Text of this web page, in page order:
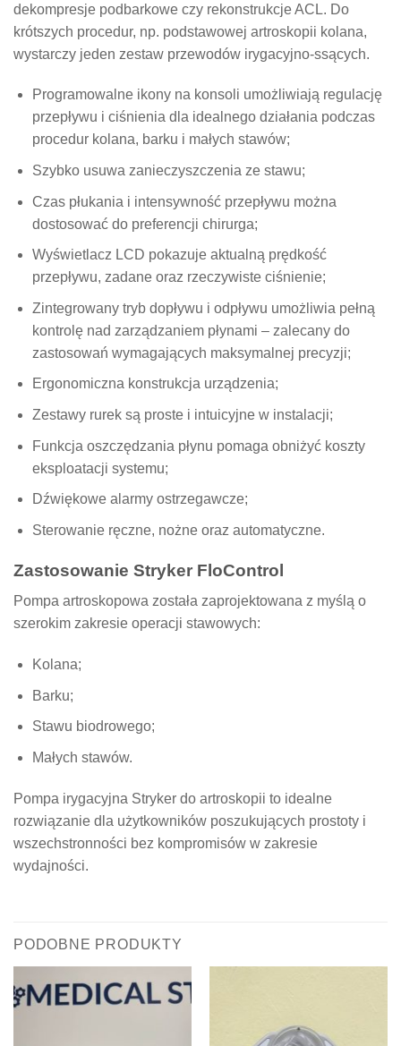
dekompresje podbarkowe czy rekonstrukcje ACL. Do
krótszych procedur, np. podstawowej artroskopii kolana,
wystarczy jeden zestaw przewodów irygacyjno-ssących.
Programowalne ikony na konsoli umożliwiają regulację
przepływu i ciśnienia dla idealnego działania podczas
procedur kolana, barku i małych stawów;
Szybko usuwa zanieczyszczenia ze stawu;
Czas płukania i intensywność przepływu można
dostosować do preferencji chirurga;
Wyświetlacz LCD pokazuje aktualną prędkość
przepływu, zadane oraz rzeczywiste ciśnienie;
Zintegrowany tryb dopływu i odpływu umożliwia pełną
kontrolę nad zarządzaniem płynami – zalecany do
zastosowań wymagających maksymalnej precyzji;
Ergonomiczna konstrukcja urządzenia;
Zestawy rurek są proste i intuicyjne w instalacji;
Funkcja oszczędzania płynu pomaga obniżyć koszty
eksploatacji systemu;
Dźwiękowe alarmy ostrzegawcze;
Sterowanie ręczne, nożne oraz automatyczne.
Zastosowanie Stryker FloControl
Pompa artroskopowa została zaprojektowana z myślą o
szerokim zakresie operacji stawowych:
Kolana;
Barku;
Stawu biodrowego;
Małych stawów.
Pompa irygacyjna Stryker do artroskopii to idealne
rozwiązanie dla użytkowników poszukujących prostoty i
wszechstronności bez kompromisów w zakresie
wydajności.
PODOBNE PRODUKTY